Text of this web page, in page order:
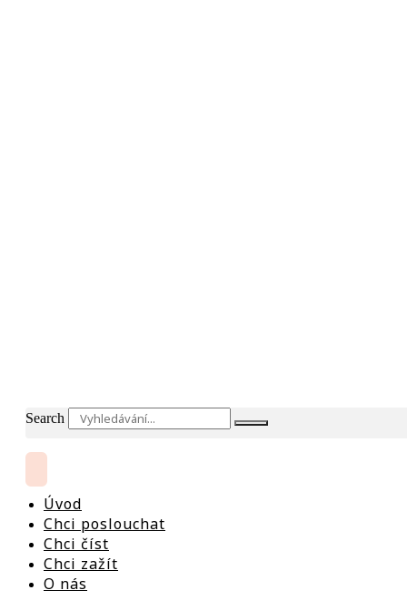
Search
Úvod
Chci poslouchat
Chci číst
Chci zažít
O nás